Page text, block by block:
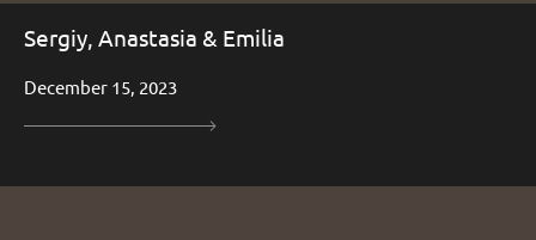
Sergiy, Anastasia & Emilia
December 15, 2023